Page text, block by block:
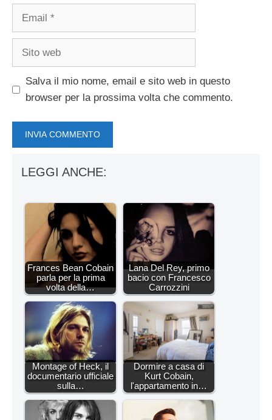
Email
Sito
Salva il mio nome, email e sito web in questo
browser per la prossima volta che commento.
LEGGI ANCHE:
Frances Bean Cobain
parla per la prima
volta della…
Lana Del Rey, primo
bacio con Francesco
Carrozzini
Montage of Heck, il
documentario ufficiale
sulla…
Dormire a casa di
Kurt Cobain,
l'appartamento in…